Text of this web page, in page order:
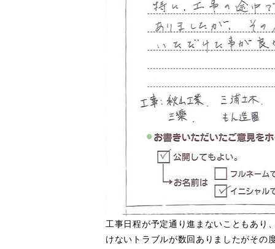
工事日程が予定通り進まないこともあり
けないトラブルが数回ありましたがその